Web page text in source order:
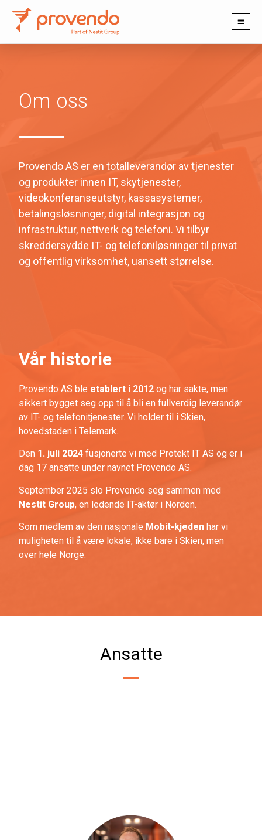
Om oss
Provendo AS er en totalleverandør av tjenester
og produkter innen IT, skytjenester,
videokonferanseutstyr, kassasystemer,
betalingsløsninger, digital integrasjon og
infrastruktur, nettverk og telefoni. Vi tilbyr
skreddersydde IT- og telefoniløsninger til privat
og offentlig virksomhet, uansett størrelse.
Vår historie
Provendo AS ble etablert i 2012og har sakte, men
sikkert bygget seg opp til å bli en fullverdig leverandør
av IT- og telefonitjenester. Vi holder til i Skien,
hovedstaden i Telemark.
Den 1. juli 2024 fusjonerte vi med Protekt IT AS og er i
dag 17 ansatte under navnet Provendo AS.
September 2025 slo Provendo seg sammen med
Nestit Group, en ledende IT-aktør i Norden.
Som medlem av den nasjonale Mobit-kjeden har vi
muligheten til å være lokale, ikke bare i Skien, men
over hele Norge.
Ansatte